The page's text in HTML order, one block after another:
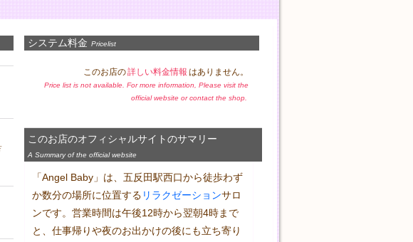
システム料金 Pricelist
このお店の詳しい料金情報 はありません。
Price list is not available. For more information, Please visit the
official website or contact the shop.
このお店のオフィシャルサイトのサマリー
A Summary of the official website
「Angel Baby」は、五反田駅西口から徒歩わず
か数分の場所に位置する リラクゼーションサロ
ンです。営業時間は午後12時から翌朝4時まで
と、仕事帰りや夜のお出かけの後にも立ち寄り